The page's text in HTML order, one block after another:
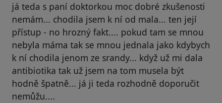
já teda s paní doktorkou moc dobré zkušenosti
nemám... chodila jsem k ní od mala... ten její
přístup - no hrozný fakt.... pokud tam se mnou
nebyla máma tak se mnou jednala jako kdybych
k ní chodila jenom ze srandy... když už mi dala
antibiotika tak už jsem na tom musela být
hodně špatně... já ji teda rozhodně doporučit
nemůžu....